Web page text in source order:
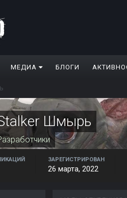
МЕДИА БЛОГИ
Шмырь
ЗАРЕГИСТРИРОВАН
26 марта, 2022